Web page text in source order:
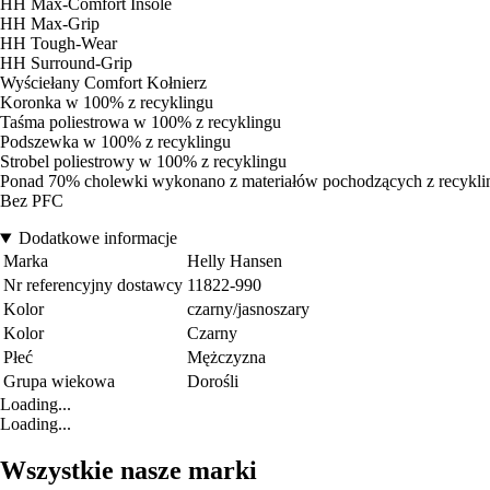
HH Max-Comfort Insole
HH Max-Grip
HH Tough-Wear
HH Surround-Grip
Wyściełany Comfort Kołnierz
Koronka w 100% z recyklingu
Taśma poliestrowa w 100% z recyklingu
Podszewka w 100% z recyklingu
Strobel poliestrowy w 100% z recyklingu
Ponad 70% cholewki wykonano z materiałów pochodzących z
Bez PFC
Dodatkowe informacje
Marka
Helly Hansen
Nr referencyjny dostawcy 11822-990
Kolor
czarny/jasnoszary
Kolor
Czarny
Płeć
Mężczyzna
Grupa wiekowa
Dorośli
Loading...
Loading...
Wszystkie nasze marki